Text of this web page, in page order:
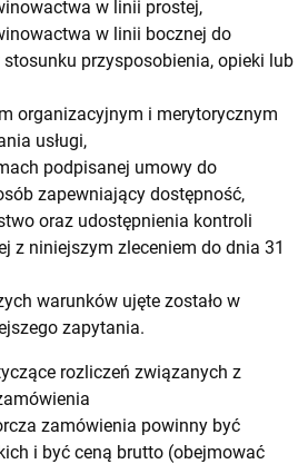
w linii prostej,
w linii bocznej do
przysposobienia, opieki lub
organizacyjnym i merytorycznym
usługi,
podpisanej umowy do
zapewniający dostępność,
oraz udostępnienia kontroli
z niniejszym zleceniem do dnia 31
warunków ujęte zostało w
zapytania.
rozliczeń związanych z
zamówienia powinny być
i być ceną brutto (obejmować